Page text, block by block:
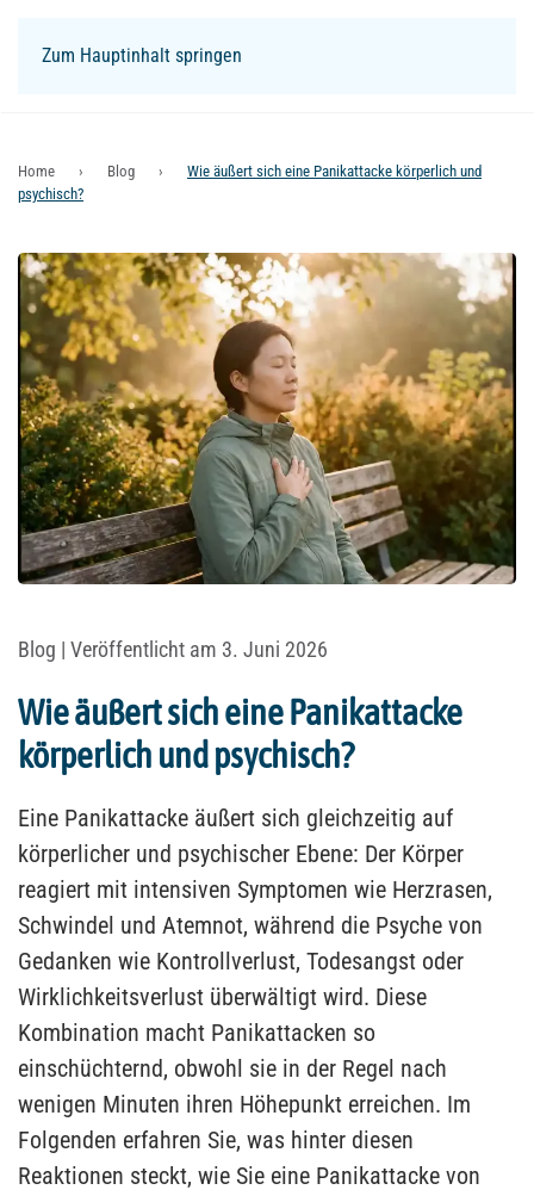
Zum Hauptinhalt springen
Home Blog
Wie äußert sich eine Panikattacke körperlich und
psychisch?
Blog | Veröffentlicht am 3. Juni 2026
Wie äußert sich eine Panikattacke
körperlich und psychisch?
Eine Panikattacke äußert sich gleichzeitig auf
körperlicher und psychischer Ebene: Der Körper
reagiert mit intensiven Symptomen wie Herzrasen,
Schwindel und Atemnot, während die Psyche von
Gedanken wie Kontrollverlust, Todesangst oder
Wirklichkeitsverlust überwältigt wird. Diese
Kombination macht Panikattacken so
einschüchternd, obwohl sie in der Regel nach
wenigen Minuten ihren Höhepunkt erreichen. Im
Folgenden erfahren Sie, was hinter diesen
Reaktionen steckt, wie Sie eine Panikattacke von